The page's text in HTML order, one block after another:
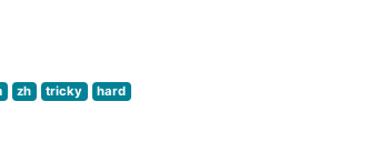
zh tricky hard